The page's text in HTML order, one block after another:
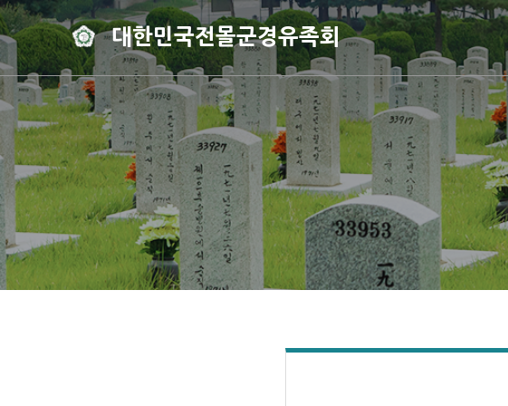
대한민국전몰군경유족회